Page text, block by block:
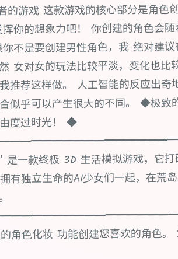
的游戏 这款游戏的核心部分是角色
你的想象力吧！ 你创建的角色会
不是要创建男性角色，我 绝对建
女对女的玩法比较平淡，变化也
推荐这样做。 人工智能的反应出
似乎可以产生很大的不同。 ◆极致
度过时光！ ◆
是一款终极 3D 生活模拟游戏，它
有独立生命的AI少女们一起，在荒
角色化妆 功能创建您喜欢的角色